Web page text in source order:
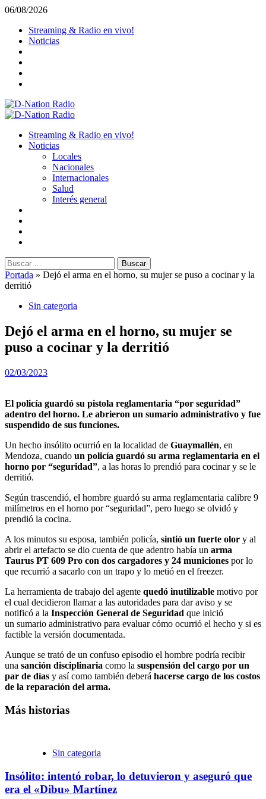
Saltar
contenido
06/08/2026
Streaming & Radio en vivo!
Noticias
Menú
Streaming & Radio en vivo!
Noticias
Locales
Nacionales
Internacionales
Salud
Interés general
Buscar:
Portada » Dejó el arma en el horno, su mujer se puso a cocinar y la
derritió
Sin categoria
Dejó el arma en el horno, su mujer se
puso a cocinar y la derritió
02/03/2023
El policía guardó su pistola reglamentaria “por seguridad”
adentro del horno. Le abrieron un sumario administrativo y fue
suspendido de sus funciones.
Un hecho insólito ocurrió en la localidad de Guaymallén, en
Mendoza, cuando un policía guardó su arma reglamentaria en el
horno por “seguridad”, a las horas lo prendió para cocinar y se le
derritió.
Según trascendió, el hombre guardó su arma reglamentaria calibre 9
milímetros en el horno por “seguridad”, pero luego se olvidó y
prendió la cocina.
A los minutos su esposa, también policía, sintió un fuerte olor y al
abrir el artefacto se dio cuenta de que adentro había un arma
Taurus PT 609 Pro con dos cargadores y 24 municiones por lo
que recurrió a sacarlo con un trapo y lo metió en el freezer.
La herramienta de trabajo del agente quedó inutilizable motivo por
el cual decidieron llamar a las autoridades para dar aviso y se
notificó a la Inspección General de Seguridad que inició
un sumario administrativo para evaluar cómo ocurrió el hecho y si es
factible la versión documentada.
Aunque se trató de un confuso episodio el hombre podría recibir
una sanción disciplinaria como la suspensión del cargo por un
par de días y así como también deberá hacerse cargo de los costos
de la reparación del arma.
Más historias
Sin categoria
Insólito: intentó robar, lo detuvieron y aseguró que
era el «Dibu» Martínez